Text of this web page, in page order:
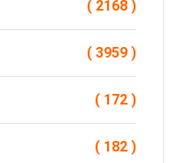
( 2168 )
( 3959 )
( 172 )
( 182 )